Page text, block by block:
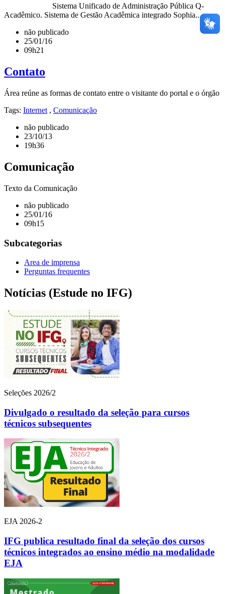
Sistema Unificado de Administração Pública Q-
Acadêmico. Sistema de Gestão Acadêmica integrado Sophia...
não publicado
25/01/16
09h21
Contato
Área reúne as formas de contato entre o visitante do portal e o órgão
Tags: Internet , Comunicação
não publicado
23/10/13
19h36
Comunicação
Texto da Comunicação
não publicado
25/01/16
09h15
Subcategorias
Area de imprensa
Perguntas frequentes
Notícias (Estude no IFG)
Seleções 2026/2
Divulgado o resultado da seleção para cursos
técnicos subsequentes
EJA 2026-2
IFG publica resultado final da seleção dos cursos
técnicos integrados ao ensino médio na modalidade
EJA